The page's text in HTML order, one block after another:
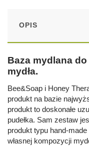
OPIS
Baza mydlana
mydła.
Bee&Soap i Honey
produkt na bazie
produkt to doskonałe
pudełka. Sam zestaw
produkt typu hand-
własnej kompozycji